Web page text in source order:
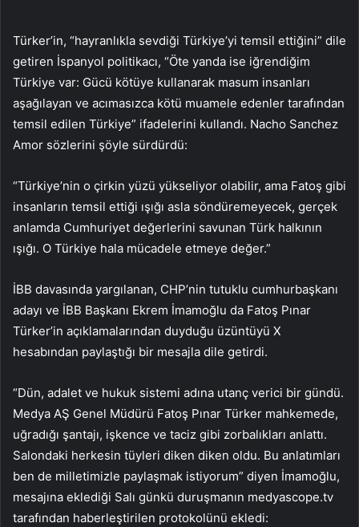
Türker’in, “hayranlıkla sevdiği Türkiye’yi temsil ettiğini” dile
getiren İspanyol politikacı, “Öte yanda ise iğrendiğim
Türkiye var: Gücü kötüye kullanarak masum insanları
aşağılayan ve acımasızca kötü muamele edenler tarafından
temsil edilen Türkiye” ifadelerini kullandı. Nacho Sanchez
Amor sözlerini şöyle sürdürdü:
“Türkiye’nin o çirkin yüzü yükseliyor olabilir, ama Fatoş gibi
insanların temsil ettiği ışığı asla söndüremeyecek, gerçek
anlamda Cumhuriyet değerlerini savunan Türk halkının
ışığı. O Türkiye hala mücadele etmeye değer.”
İBB davasında yargılanan, CHP’nin tutuklu cumhurbaşkanı
adayı ve İBB Başkanı Ekrem İmamoğlu da Fatoş Pınar
Türker’in açıklamalarından duyduğu üzüntüyü X
hesabından paylaştığı bir mesajla dile getirdi.
“Dün, adalet ve hukuk sistemi adına utanç verici bir gündü.
Medya AŞ Genel Müdürü Fatoş Pınar Türker mahkemede,
uğradığı şantajı, işkence ve taciz gibi zorbalıkları anlattı.
Salondaki herkesin tüyleri diken diken oldu. Bu anlatımları
ben de milletimizle paylaşmak istiyorum” diyen İmamoğlu,
mesajına eklediği Salı günkü duruşmanın medyascope.tv
tarafından haberleştirilen protokolünü ekledi: